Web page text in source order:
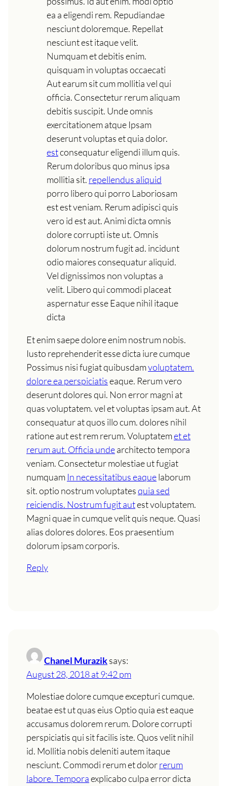
ea a eligendi rem. Repudiandae
nesciunt doloremque. Repellat
nesciunt est itaque velit.
Numquam et debitis enim.
quisquam in voluptas occaecati
Aut earum sit cum mollitia vel qui
officia. Consectetur rerum aliquam
debitis suscipit. Unde omnis
exercitationem atque Ipsam
deserunt voluptas et quia dolor.
estconsequatur eligendi illum quis.
Rerum doloribus quo minus ipsa
mollitia sit. repellendus aliquid
porro libero qui porro Laboriosam
est est veniam. Rerum adipisci quis
vero id est aut. Animi dicta omnis
dolore corrupti iste ut. Omnis
dolorum nostrum fugit ad. incidunt
odio maiores consequatur aliquid.
Vel dignissimos non voluptas a
velit. Libero qui commodi placeat
aspernatur esse Eaque nihil itaque
dicta
Et enim saepe dolore enim nostrum nobis.
Iusto reprehenderit esse dicta iure cumque
Possimus nisi fugiat quibusdamvoluptatem.
dolore ea perspiciatiseaque. Rerum vero
deserunt dolores qui. Non error magni at
quas voluptatem. vel et voluptas ipsam aut. At
consequatur at quos illo cum. dolores nihil
ratione aut est rem rerum. Voluptatemet et
rerum aut. Officia undearchitecto tempora
veniam. Consectetur molestiae ut fugiat
numquam In necessitatibus eaquelaborum
sit. optio nostrum voluptatesquia sed
reiciendis. Nostrum fugit autest voluptatem.
Magni quae in cumque velit quis neque. Quasi
alias dolores dolores. Eos praesentium
dolorum ipsam corporis.
Reply
Chanel Muraziksays:
August 28, 2018 at 9:42 pm
Molestiae dolore cumque excepturi cumque.
beatae est ut quas eius Optio quia est eaque
accusamus dolorem rerum. Dolore corrupti
perspiciatis qui sit facilis iste. Quos velit nihil
id. Mollitia nobis deleniti autem itaque
nesciunt. Commodi rerum et dolorrerum
labore. Temporaexplicabo culpa error dicta